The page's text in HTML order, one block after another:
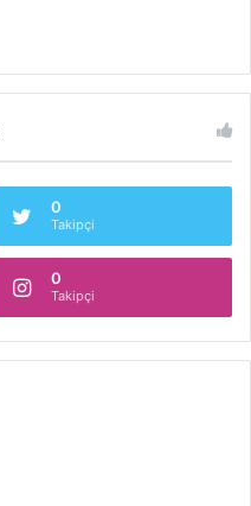
0
Takipçi
0
Takipçi